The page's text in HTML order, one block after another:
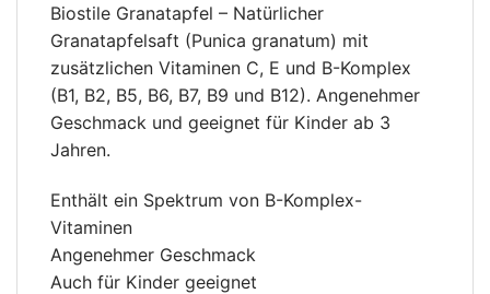
Biostile Granatapfel – Natürlicher
Granatapfelsaft (Punica granatum) mit
zusätzlichen Vitaminen C, E und B-Komplex
(B1, B2, B5, B6, B7, B9 und B12). Angenehmer
Geschmack und geeignet für Kinder ab 3
Jahren.
Enthält ein Spektrum von B-Komplex-
Vitaminen
Angenehmer Geschmack
Auch für Kinder geeignet